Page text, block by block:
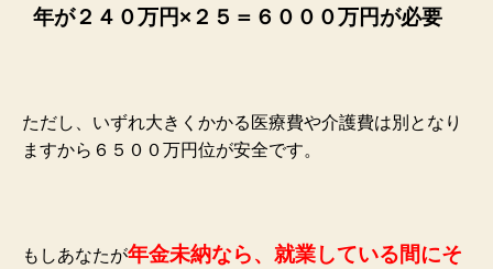
年が２４０万円×２５＝６０００万円が必要
ただし、いずれ大きくかかる医療費や介護費は別となり
ますから６５００万円位が安全です。
もしあなたが年金未納なら、就業している間にそ